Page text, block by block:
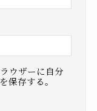
ウザーに自分
保存する。